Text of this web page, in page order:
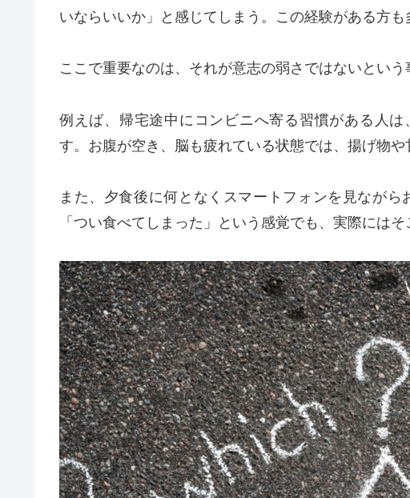
いならいいか」と感じてしまう。この経験がある方も
ここで重要なのは、それが意志の弱さではないという
例えば、帰宅途中にコンビニへ寄る習慣がある人は
す。お腹が空き、脳も疲れている状態では、揚げ物や
また、夕食後に何となくスマートフォンを見なが
「つい食べてしまった」という感覚でも、実際にはそ